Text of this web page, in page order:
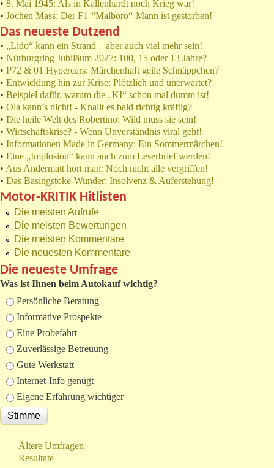
• 8. Mai 1945: Als in Kallenhardt noch Krieg war!
• Jochen Mass: Der F1-“Malboro“-Mann ist gestorben!
Das neueste Dutzend
• „Lido“ kann ein Strand – aber auch viel mehr sein!
• Nürburgring Jubiläum 2027: 100, 15 oder 13 Jahre?
• P72 & 01 Hypercars: Märchenhaft geile Schnäppchen?
• Entwicklung hin zur Krise: Plötzlich und unerwartet?
• Beispiel dafür, warum die „KI“ schon mal dumm ist!
• Ola kann’s nicht! - Knallt es bald richtig kräftig?
• Die heile Welt des Robertino: Wild muss sie sein!
• Wirtschaftskrise? - Wenn Unverständnis viral geht!
• Informationen Made in Germany: Ein Sommermärchen!
• Eine „Implosion“ kann auch zum Leserbrief werden!
• Aus Andermatt hört man: Noch nicht alle vergriffen!
• Das Basingstoke-Wunder: Insolvenz & Auferstehung!
Motor-KRITIK Hitlisten
Die meisten Aufrufe
Die meisten Bewertungen
Die meisten Kommentare
Die neuesten Kommentare
Die neueste Umfrage
Was ist Ihnen beim Autokauf wichtig?
Auswahlmöglichkeiten
Persönliche Beratung
Informative Prospekte
Eine Probefahrt
Zuverlässige Betreuung
Gute Werkstatt
Internet-Info genügt
Eigene Erfahrung wichtiger
Ältere Umfragen
Resultate